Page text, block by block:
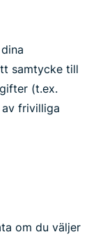
samtycke till
(t.ex.
frivilliga
om du väljer